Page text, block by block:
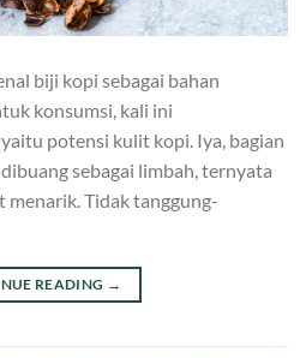
biji kopi sebagai bahan
konsumsi, kali ini
potensi kulit kopi. Iya, bagian
sebagai limbah, ternyata
menarik. Tidak tanggung-
READING →